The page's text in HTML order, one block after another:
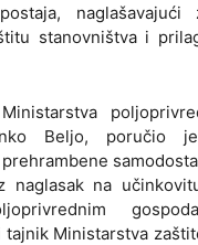
naglašavajući
stanovništva i
Beljo, poručio
naglasak na
tajnik Ministarstva